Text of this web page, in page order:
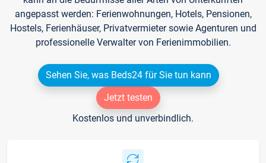
angepasst werden: Ferienwohnungen, Hotels, Pensionen,
Hostels, Ferienhäuser, Privatvermieter sowie Agenturen und
professionelle Verwalter von Ferienimmobilien.
Sehen Sie, was Beds24 für Sie tun kann
Jetzt testen
Kostenlos und unverbindlich.